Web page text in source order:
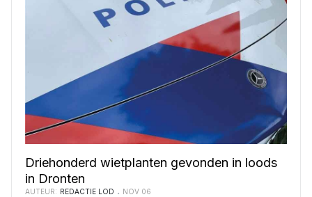
Driehonderd wietplanten gevonden in loods
in Dronten
AUTEUR: REDACTIE LOD NOV 06